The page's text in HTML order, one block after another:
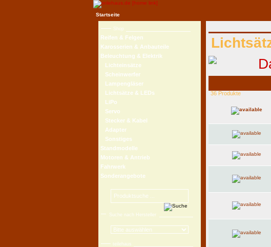
Startseite
Shop
Reifen & Felgen
Karosserien & Anbauteile
Beleuchtung & Elektrik
Lichteinsätze
Scheinwerfer
Lampengläser
Lichtsätze & LEDs
LiPo
Servo
Stecker & Kabel
Adapter
Sonstiges
Standmodelle
Motoren & Antrieb
Fahrwerk
Sonderangebote
Suche nach Hersteller
teilehaus
36 Produkte